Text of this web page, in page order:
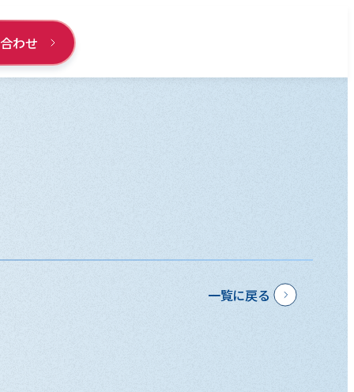
わせ
一覧に戻る